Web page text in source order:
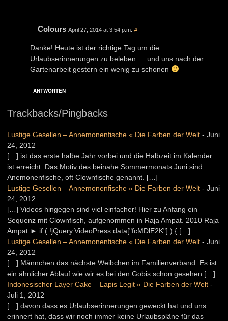
Colours April 27, 2014 at 3:54 p.m. #
Danke! Heute ist der richtige Tag um die
Urlaubserinnerungen zu beleben … und uns nach der
Gartenarbeit gestern ein wenig zu schonen
ANTWORTEN
Trackbacks/Pingbacks
Lustige Gesellen – Annemonenfische « Die Farben der Welt - Juni
24, 2012
[…] ist das erste halbe Jahr vorbei und die Halbzeit im Kalender
ist erreicht. Das Motiv des beinahe Sommermonats Juni sind
Anemonenfische, oft Clownfische genannt. […]
Lustige Gesellen – Annemonenfische « Die Farben der Welt - Juni
24, 2012
[…] Videos hingegen sind viel einfacher! Hier zu Anfang ein
Sequenz mit Clownfisch, aufgenommen in Raja Ampat. 2010 Raja
Ampat ► if ( !jQuery.VideoPress.data["fcMDlE2K"] ) { […]
Lustige Gesellen – Annemonenfische « Die Farben der Welt - Juni
24, 2012
[…] Männchen das nächste Weibchen im Familienverband. Es ist
ein ähnlicher Ablauf wie wir es bei den Gobis schon gesehen […]
Indonesischer Layer Cake – Lapis Legit « Die Farben der Welt -
Juli 1, 2012
[…] davon dass es Urlaubserinnerungen geweckt hat und uns
erinnert hat, dass wir noch immer keine Urlaubspläne für das